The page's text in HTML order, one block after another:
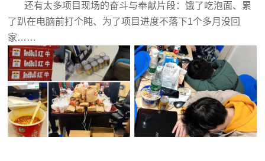
还有太多项目现场的奋斗与奉献片段：饿了吃泡面、累
了趴在电脑前打个盹、为了项目进度不落下1个多月没回
家……